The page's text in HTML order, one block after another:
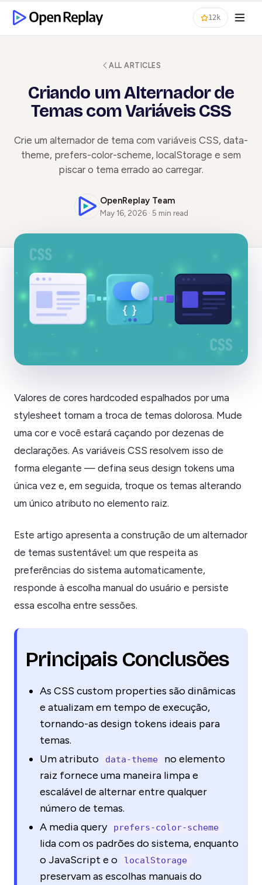
12k
ALL ARTICLES
Criando um Alternador de
Temas com Variáveis CSS
Crie um alternador de tema com variáveis CSS, data-
theme, prefers-color-scheme, localStorage e sem
piscar o tema errado ao carregar.
OpenReplay Team
May 16, 2026 · 5 min read
Valores de cores hardcoded espalhados por uma
stylesheet tornam a troca de temas dolorosa. Mude
uma cor e você estará caçando por dezenas de
declarações. As variáveis CSS resolvem isso de
forma elegante — defina seus design tokens uma
única vez e, em seguida, troque os temas alterando
um único atributo no elemento raiz.
Este artigo apresenta a construção de um alternador
de temas sustentável: um que respeita as
preferências do sistema automaticamente,
responde à escolha manual do usuário e persiste
essa escolha entre sessões.
Principais Conclusões
As CSS custom properties são dinâmicas
e atualizam em tempo de execução,
tornando-as design tokens ideais para
temas.
Um atributo
data-theme
no elemento
raiz fornece uma maneira limpa e
escalável de alternar entre qualquer
número de temas.
A media query
prefers-color-scheme
lida com os padrões do sistema, enquanto
o JavaScript e o
localStorage
preservam as escolhas manuais do